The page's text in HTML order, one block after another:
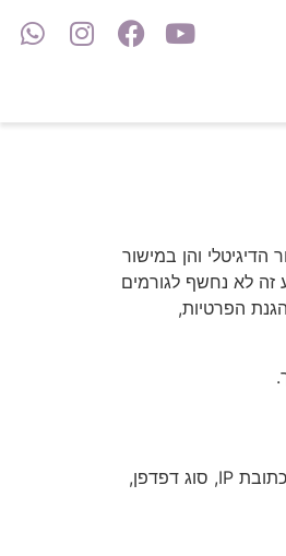
והן במישור
זה לא נחשף לגורמים
הפרטיות,
אנו עשויים לאסוף פרטי זיהוי בסיסיים (שם, כתובת דוא"ל, מספר טלפון) שנמסרים לנו ישירות באמצעות טפסים באתר. בנוסף נאסף מידע טכני כגון: כתובת IP, סוג דפדפן,